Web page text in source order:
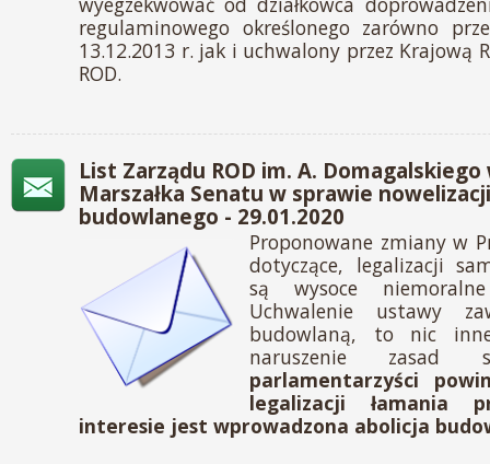
regulaminowego określonego zarówno
13.12.2013 r. jak i uchwalony przez Krajową
ROD.
List Zarządu ROD im. A. Domagalskiego
Marszałka Senatu w sprawie
budowlanego - 29.01.2020
Proponowane zmiany w
dotyczące, legalizacji
są wysoce
Uchwalenie ustawy
budowlaną, to nic
naruszenie zasad
parlamentarzyści
legalizacji łamania
interesie jest wprowadzona abolicja